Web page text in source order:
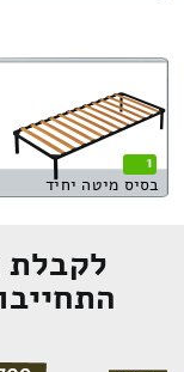
1
בסיס מיטה יחיד
לקבלת